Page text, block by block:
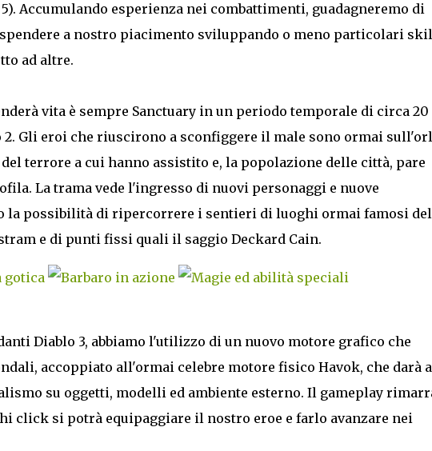
Accumulando esperienza nei combattimenti, guadagneremo di
a nostro piacimento sviluppando o meno particolari
ad altre.
vita è sempre Sanctuary in un periodo temporale di circa 20
Gli eroi che riuscirono a sconfiggere il male sono ormai
terrore a cui hanno assistito e, la popolazione delle città, pare
La trama vede l'ingresso di nuovi personaggi e nuove
la possibilità di ripercorrere i sentieri di luoghi ormai famosi
e di punti fissi quali il saggio Deckard Cain.
Diablo 3, abbiamo l'utilizzo di un nuovo motore grafico che
accoppiato all'ormai celebre motore fisico Havok, che darà
su oggetti, modelli ed ambiente esterno. Il gameplay
click si potrà equipaggiare il nostro eroe e farlo avanzare nei